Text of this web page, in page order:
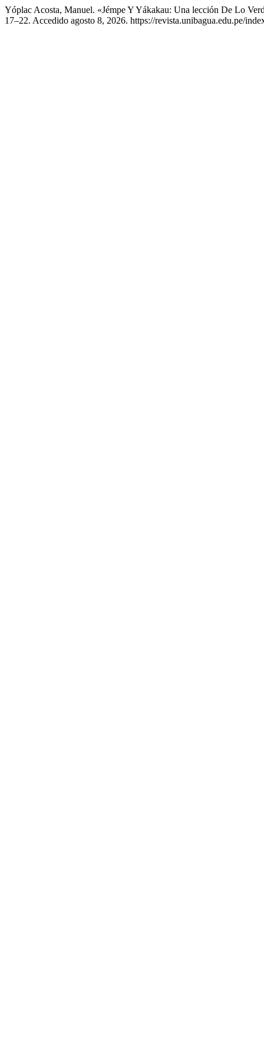
Yóplac Acosta, Manuel. «Jémpe Y Yákakau: Una lección De Lo
17–22. Accedido agosto 8, 2026. https://revista.unibagua.edu.pe/